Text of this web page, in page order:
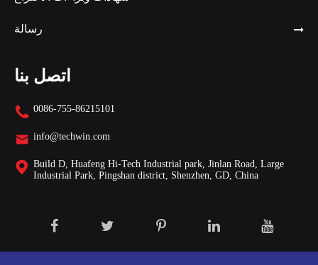
رسالة
اتصل بنا
 0086-755-86215101
 info@techwin.com
 Build D, Huafeng Hi-Tech Industrial park, Jinlan Road, Large
Industrial Park, Pingshan district, Shenzhen, GD, China